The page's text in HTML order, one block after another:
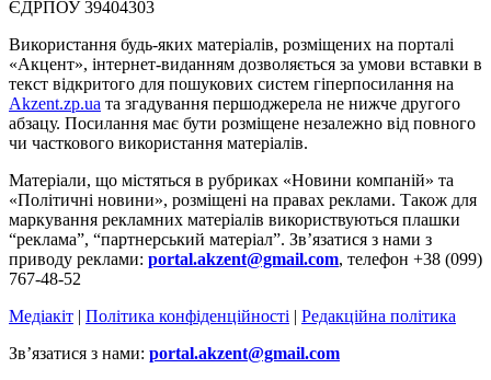
ЄДРПОУ 39404303
Використання будь-яких матеріалів, розміщених на порталі
«Акцент», інтернет-виданням дозволяється за умови вставки в
текст відкритого для пошукових систем гіперпосилання на
Akzent.zp.ua та згадування першоджерела не нижче другого
абзацу. Посилання має бути розміщене незалежно від повного
чи часткового використання матеріалів.
Матеріали, що містяться в рубриках «Новини компаній» та
«Політичні новини», розміщені на правах реклами. Також для
маркування рекламних матеріалів використвуються плашки
“реклама”, “партнерський матеріал”. Зв’язатися з нами з
приводу реклами: portal.akzent@gmail.com, телефон +38 (099)
767-48-52
Медіакіт | Політика конфіденційності | Редакційна політика
Зв’язатися з нами: portal.akzent@gmail.com